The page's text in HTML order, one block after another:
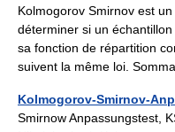
Kolmogorov Smirnov est
déterminer si un
sa fonction de répartition
suivent la même loi.
Kolmogorov-Smirnov-
Smirnow Anpassungstest,